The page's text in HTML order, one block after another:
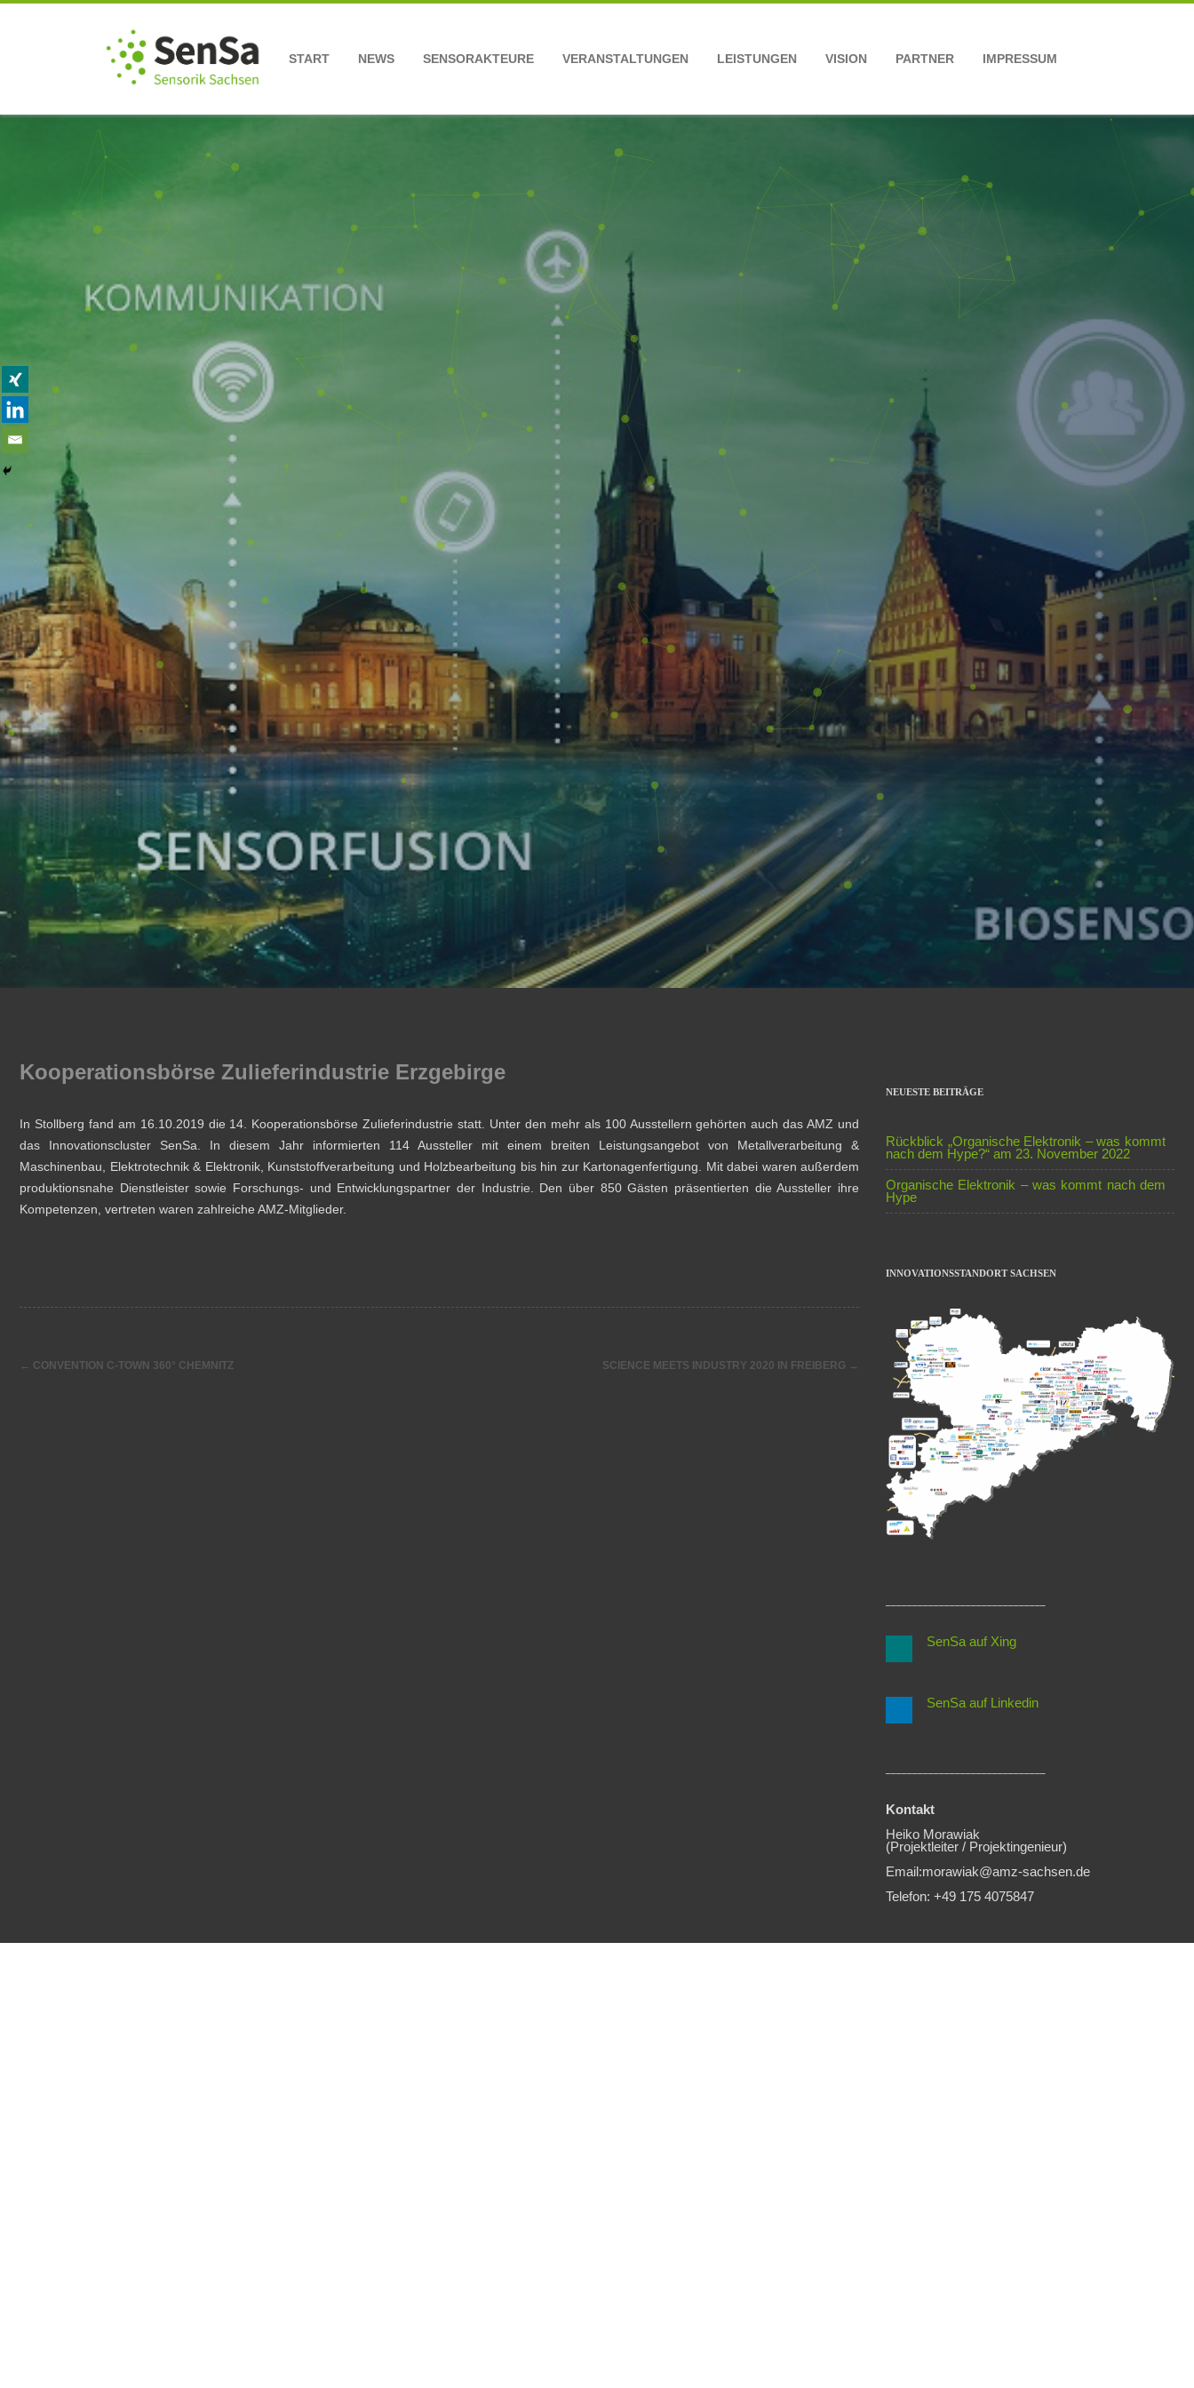
START NEWS SENSORAKTEURE VERANSTALTUNGEN LEISTUNGEN VISION PARTNER IMPRESSUM
Kooperationsbörse Zulieferindustrie Erzgebirge
In Stollberg fand am 16.10.2019 die 14. Kooperationsbörse Zulieferindustrie statt. Unter den mehr als 100 Ausstellern gehörten auch das AMZ und
das Innovationscluster SenSa. In diesem Jahr informierten 114 Aussteller mit einem breiten Leistungsangebot von Metallverarbeitung &
Maschinenbau, Elektrotechnik & Elektronik, Kunststoffverarbeitung und Holzbearbeitung bis hin zur Kartonagenfertigung. Mit dabei waren außerdem
produktionsnahe Dienstleister sowie Forschungs- und Entwicklungspartner der Industrie. Den über 850 Gästen präsentierten die Aussteller ihre
Kompetenzen, vertreten waren zahlreiche AMZ-Mitglieder.
← CONVENTION C-TOWN 360° CHEMNITZ SCIENCE MEETS INDUSTRY 2020 IN FREIBERG →
NEUESTE BEITRÄGE
Rückblick „Organische Elektronik – was kommt
nach dem Hype?“ am 23. November 2022
Organische Elektronik – was kommt nach dem
Hype
INNOVATIONSSTANDORT SACHSEN
SenSa auf Xing
SenSa auf Linkedin
Kontakt
Heiko Morawiak
(Projektleiter / Projektingenieur)
Email:morawiak@amz-sachsen.de
Telefon: +49 175 4075847